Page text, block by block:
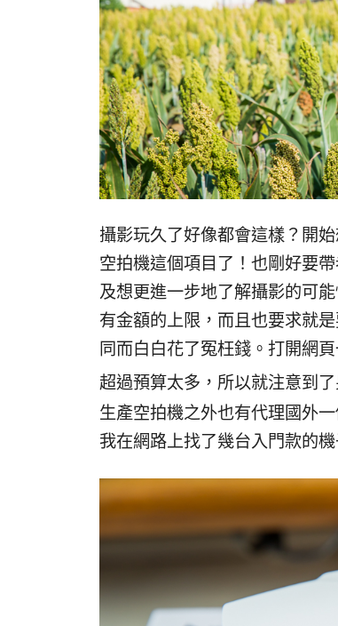
攝影玩久了好像都會這樣？開
空拍機這個項目了！也剛好要
及想更進一步地了解攝影的可
有金額的上限，而且也要求就
同而白白花了冤枉錢。打開網
超過預算太多，所以就注意到
生產空拍機之外也有代理國外一
我在網路上找了幾台入門款的